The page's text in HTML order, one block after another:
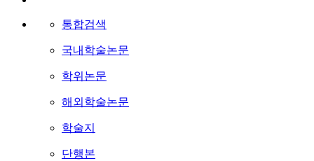
통합검색
국내학술논문
학위논문
해외학술논문
학술지
단행본